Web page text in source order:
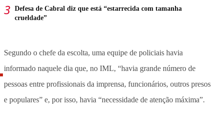
Defesa de Cabral diz que está “estarrecida com tamanha
crueldade”
Segundo o chefe da escolta, uma equipe de policiais havia
informado naquele dia que, no IML, “havia grande número de
pessoas entre profissionais da imprensa, funcionários, outros presos
e populares” e, por isso, havia “necessidade de atenção máxima”.